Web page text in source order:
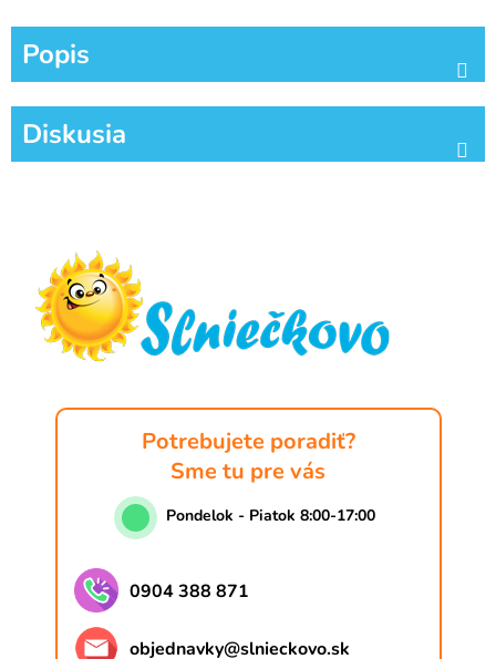
Popis
Diskusia
Potrebujete poradiť?
Sme tu pre vás
Pondelok - Piatok 8:00-17:00
0904 388 871
objednavky@slnieckovo.sk